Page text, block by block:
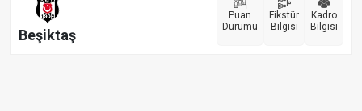
Beşiktaş
Puan
Durumu
Fikstür
Bilgisi
Kadro
Bilgisi